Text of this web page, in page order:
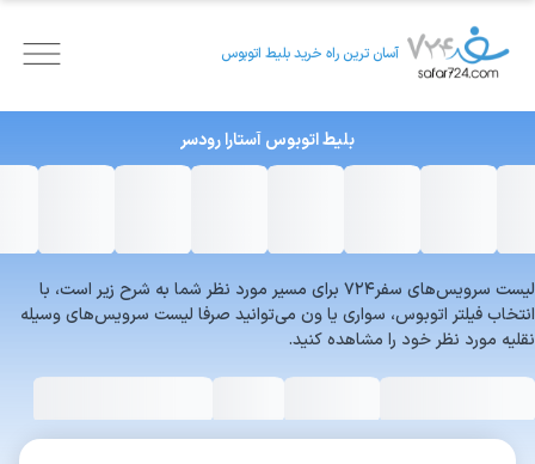
آسان ترین راه خرید بلیط اتوبوس
بلیط اتوبوسآستارارودسر
لیست سرویس‌های سفر۷۲۴ برای مسیر مورد نظر شما به شرح زیر است، با
انتخاب فیلتر اتوبوس، سواری یا ون می‌توانید صرفا لیست سرویس‌های وسیله
نقلیه مورد نظر خود را مشاهده کنید.